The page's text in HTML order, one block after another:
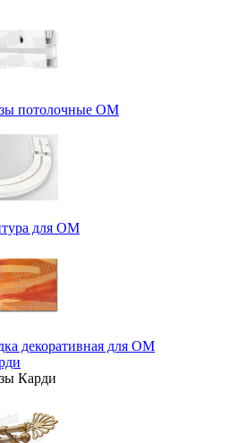
потолочные ОМ
для ОМ
декоративная для ОМ
Карди